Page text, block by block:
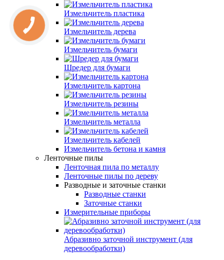
Измельчитель пластика
Измельчитель дерева
Измельчитель бумаги
Шредер для бумаги
Измельчитель картона
Измельчитель резины
Измельчитель металла
Измельчитель кабелей
Измельчитель бетона и камня
Ленточные пилы
Ленточная пила по металлу
Ленточные пилы по дереву
Разводные и заточные станки
Разводные станки
Заточные станки
Измерительные приборы
Абразивно заточной инструмент (для
деревообработки)